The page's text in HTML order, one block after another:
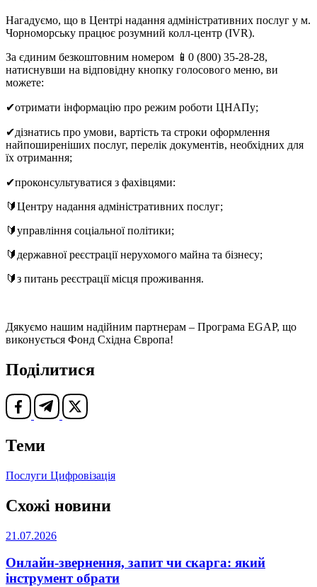
Нагадуємо, що в Центрі надання адміністративних послуг у м.
Чорноморську працює розумний колл-центр (IVR).
За єдиним безкоштовним номером 📱0 (800) 35-28-28,
натиснувши на відповідну кнопку голосового меню, ви
можете:
✔отримати інформацію про режим роботи ЦНАПу;
✔дізнатись про умови, вартість та строки оформлення
найпоширеніших послуг, перелік документів, необхідних для
їх отримання;
✔проконсультуватися з фахівцями:
🔰Центру надання адміністративних послуг;
🔰управління соціальної політики;
🔰державної реєстрації нерухомого майна та бізнесу;
🔰з питань реєстрації місця проживання.
Дякуємо нашим надійним партнерам – Програма EGAP, що
виконується Фонд Східна Європа!
Поділитися
Теми
Послуги Цифровізація
Схожі новини
21.07.2026
Онлайн-звернення, запит чи скарга: який
інструмент обрати